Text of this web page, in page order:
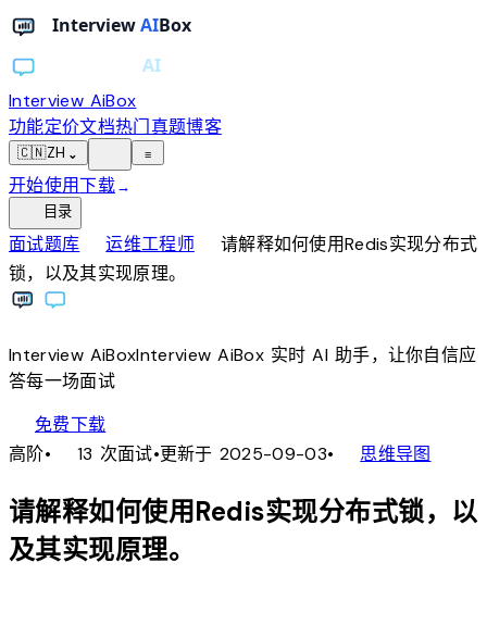
Interview AiBox
功能定价文档热门真题博客
🇨🇳ZH ⌄ ≡
开始使用下载→
目录
面试题库chevron_right运维工程师chevron_right
请解释如何使用Redis实现分布式
锁，以及其实现原理。
Interview AiBoxInterviewAiBox实时 AI 助手，让你自信应
答每一场面试
免费下载
高阶• 13 次面试•更新于 2025-09-03• account_tree思维导图
请解释如何使用Redis实现分布式锁，以
及其实现原理。